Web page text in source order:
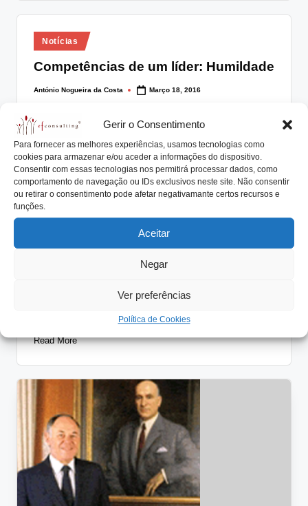
Gerir o Consentimento
Para fornecer as melhores experiências, usamos tecnologias como
cookies para armazenar e/ou aceder a informações do dispositivo.
Consentir com essas tecnologias nos permitirá processar dados, como
comportamento de navegação ou IDs exclusivos neste site. Não consentir
ou retirar o consentimento pode afetar negativamante certos recursos e
funções.
Aceitar
Negar
Ver preferências
Política de Cookies
Posted
in
Notícias
Competências de um líder: Humildade
Posted
António Nogueira da Costa Março 18, 2016
conhecer as próprias debilidades e limitações,…
Read More
Posted
Competências de um líder:
Capacidade para conduzir a mudança
A mudança é uma constante a que o líder deve estar
sempre atento. Se olharmos…
Read More